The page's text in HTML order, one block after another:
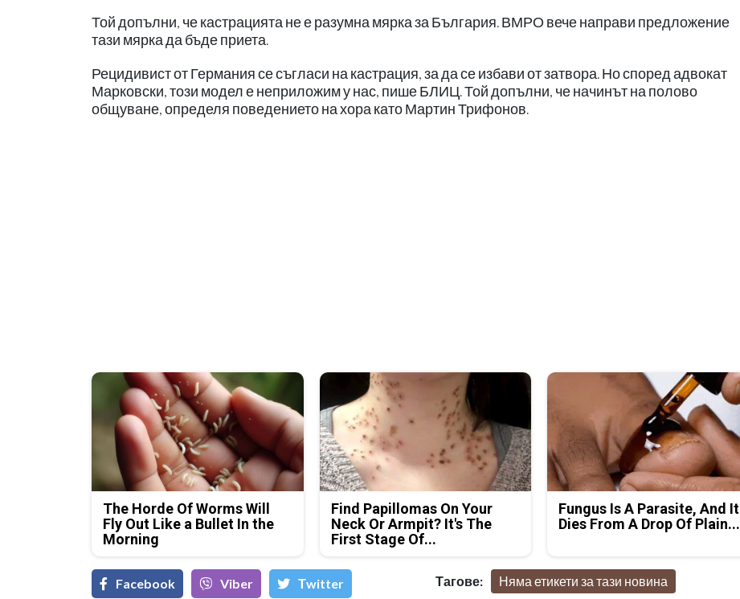
Той допълни, че кастрацията не е разумна мярка за България. ВМРО вече направи предложение
тази мярка да бъде приета.
Рецидивист от Германия се съгласи на кастрация, за да се избави от затвора. Но според адвокат
Марковски, този модел е неприложим у нас, пише БЛИЦ. Той допълни, че начинът на полово
общуване, определя поведението на хора като Мартин Трифонов.
The Horde Of Worms Will
Fly Out Like a Bullet In the
Morning
Find Papillomas On Your
Neck Or Armpit? It's The
First Stage Of...
Fungus Is A Parasite, And It
Dies From A Drop Of Plain...
Facebook Viber Тwitter Тагове: Няма етикети за тази новина